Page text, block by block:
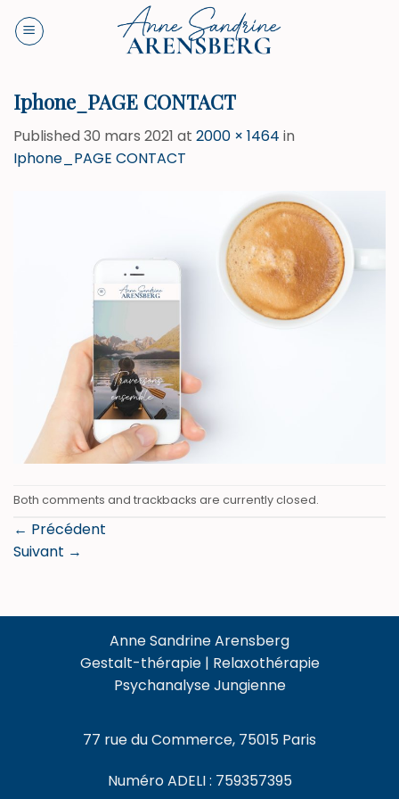
Iphone_PAGE CONTACT
Published30 mars 2021 at 2000 × 1464 in
Iphone_PAGE CONTACT
Both comments and trackbacks are currently closed.
← Précédent
Suivant →
Anne Sandrine Arensberg
Gestalt-thérapie | Relaxothérapie
Psychanalyse Jungienne
77 rue du Commerce, 75015 Paris
Numéro ADELI : 759357395